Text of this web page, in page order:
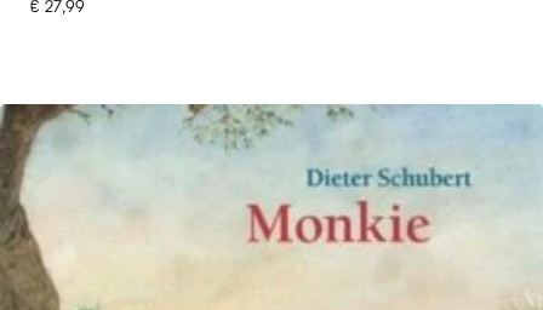
€ 27,99